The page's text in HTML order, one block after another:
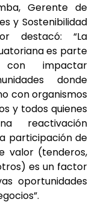
Gerente de
y Sostenibilidad
destacó: “La
es parte
impactar
donde
con organismos
y todos quienes
reactivación
participación de
valor (tenderos,
es un factor
oportunidades